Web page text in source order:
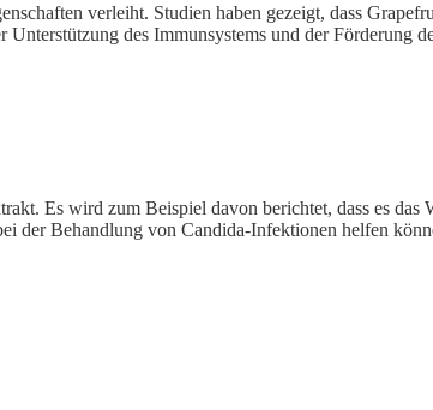
verleiht. Studien haben gezeigt, dass
des Immunsystems und der Förderung
Es wird zum Beispiel davon berichtet, dass es das
der Behandlung von Candida-Infektionen helfen